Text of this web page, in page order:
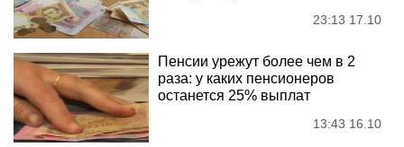
23:13 17.10
Пенсии урежут более чем в 2
раза: у каких пенсионеров
останется 25% выплат
13:43 16.10